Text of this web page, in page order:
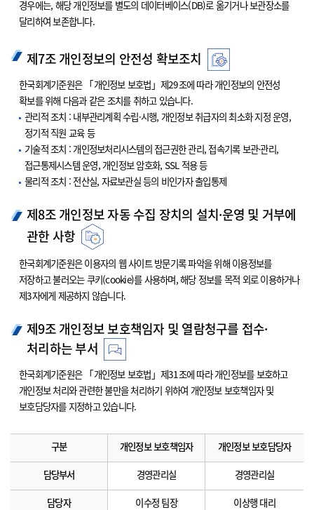
경우에는, 해당 개인정보를 별도의 데이터베이스(DB)로 옮기거나 보관장소를
달리하여 보존합니다.
제7조 개인정보의 안전성 확보조치
한국회계기준원은 「개인정보 보호법」제29조에 따라 개인정보의 안전성
확보를 위해 다음과 같은 조치를 취하고 있습니다.
관리적 조치 : 내부관리계획 수립·시행, 개인정보 취급자의 최소화 지정 운영,
정기적 직원 교육 등
기술적 조치 : 개인정보처리시스템의 접근권한 관리, 접속기록 보관·관리,
접근통제시스템 운영, 개인정보 암호화, SSL 적용 등
물리적 조치 : 전산실, 자료보관실 등의 비인가자 출입통제
제8조 개인정보 자동 수집 장치의 설치·운영 및 거부에
관한 사항
한국회계기준원은 이용자의 웹 사이트 방문기록 파악을 위해 이용정보를
저장하고 불러오는 쿠키(cookie)를 사용하며, 해당 정보를 목적 외로 이용하거나
제3자에게 제공하지 않습니다.
제9조 개인정보 보호책임자 및 열람청구를 접수·
처리하는 부서
한국회계기준원은 「개인정보 보호법」제31조에 따라 개인정보를 보호하고
개인정보 처리와 관련한 불만을 처리하기 위하여 개인정보 보호책임자 및
보호담당자를 지정하고 있습니다.
구분 개인정보 보호책임자 개인정보 보호담당자
담당부서 경영관리실 경영관리실
담당자 이수정 팀장 이상행 대리